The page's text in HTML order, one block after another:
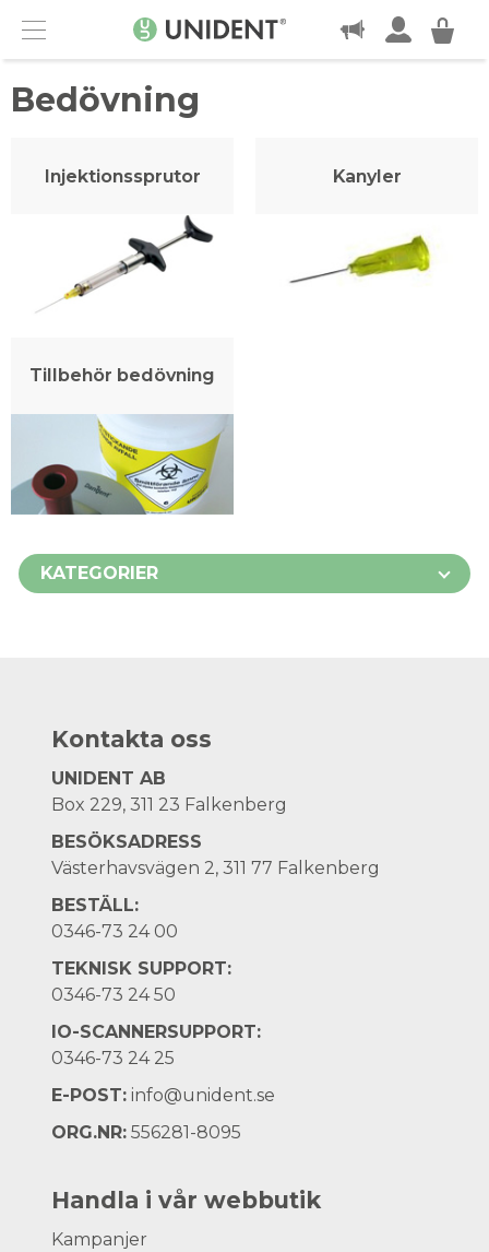
Menu
KONTAKT
Bedövning
Injektionssprutor Kanyler
Tillbehör bedövning
KATEGORIER
Kontakta oss
UNIDENT AB
Box 229, 311 23 Falkenberg
BESÖKSADRESS
Västerhavsvägen 2, 311 77 Falkenberg
BESTÄLL:
0346-73 24 00
TEKNISK SUPPORT:
0346-73 24 50
IO-SCANNERSUPPORT:
0346-73 24 25
E-POST: info@unident.se
ORG.NR: 556281-8095
Handla i vår webbutik
Kampanjer